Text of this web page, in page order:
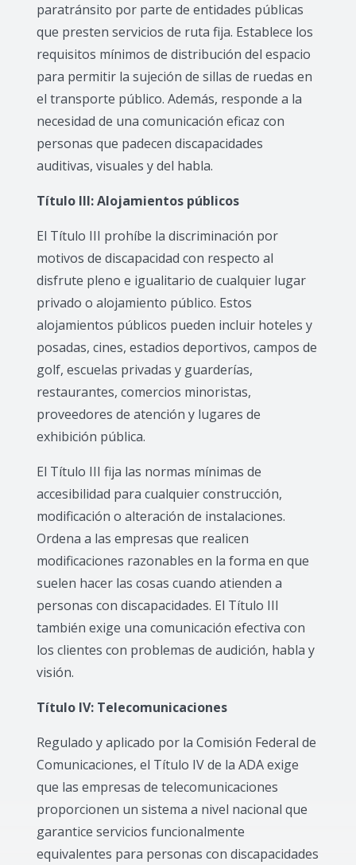
paratránsito por parte de entidades públicas
que presten servicios de ruta fija. Establece los
requisitos mínimos de distribución del espacio
para permitir la sujeción de sillas de ruedas en
el transporte público. Además, responde a la
necesidad de una comunicación eficaz con
personas que padecen discapacidades
auditivas, visuales y del habla.
Título III: Alojamientos públicos
El Título III prohíbe la discriminación por
motivos de discapacidad con respecto al
disfrute pleno e igualitario de cualquier lugar
privado o alojamiento público. Estos
alojamientos públicos pueden incluir hoteles y
posadas, cines, estadios deportivos, campos de
golf, escuelas privadas y guarderías,
restaurantes, comercios minoristas,
proveedores de atención y lugares de
exhibición pública.
El Título III fija las normas mínimas de
accesibilidad para cualquier construcción,
modificación o alteración de instalaciones.
Ordena a las empresas que realicen
modificaciones razonables en la forma en que
suelen hacer las cosas cuando atienden a
personas con discapacidades. El Título III
también exige una comunicación efectiva con
los clientes con problemas de audición, habla y
visión.
Título IV: Telecomunicaciones
Regulado y aplicado por la Comisión Federal de
Comunicaciones, el Título IV de la ADA exige
que las empresas de telecomunicaciones
proporcionen un sistema a nivel nacional que
garantice servicios funcionalmente
equivalentes para personas con discapacidades